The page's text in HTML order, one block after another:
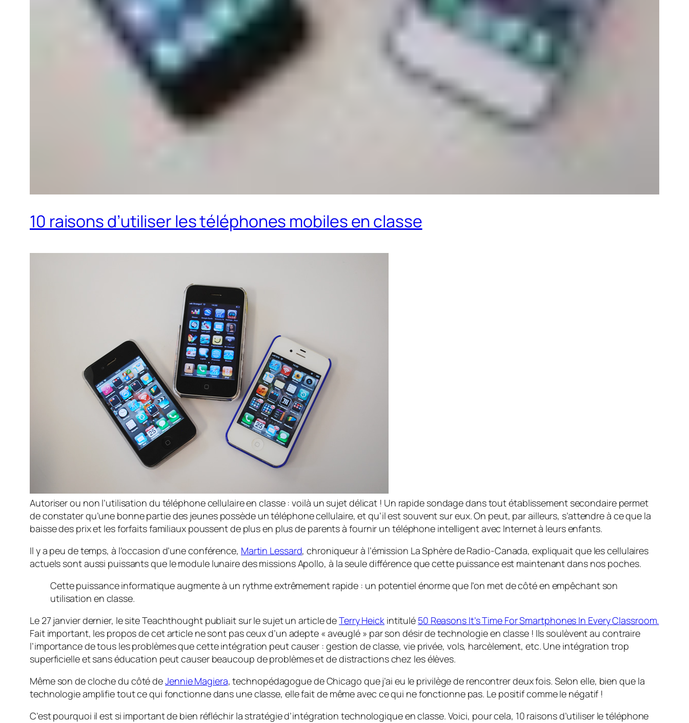
10 raisons d’utiliser les téléphones mobiles en classe
Autoriser ou non l’utilisation du téléphone cellulaire en classe : voilà un sujet délicat ! Un rapide sondage dans tout établissement secondaire permet
de constater qu’une bonne partie des jeunes possède un téléphone cellulaire, et qu’il est souvent sur eux. On peut, par ailleurs, s’attendre à ce que la
baisse des prix et les forfaits familiaux poussent de plus en plus de parents à fournir un téléphone intelligent avec Internet à leurs enfants.
Il y a peu de temps, à l’occasion d’une conférence, Martin Lessard, chroniqueur à l’émission La Sphère de Radio-Canada, expliquait que les cellulaires
actuels sont aussi puissants que le module lunaire des missions Apollo, à la seule différence que cette puissance est maintenant dans nos poches.
Cette puissance informatique augmente à un rythme extrêmement rapide : un potentiel énorme que l’on met de côté en empêchant son
utilisation en classe.
Le 27 janvier dernier, le siteTeachthoughtpubliait sur le sujet un article deTerry Heickintitulé 50 Reasons It’s Time For Smartphones In Every Classroom.
Fait important, les propos de cet article ne sont pas ceux d’un adepte « aveuglé » par son désir de technologie en classe ! Ils soulèvent au contraire
l’importance de tous les problèmes que cette intégration peut causer : gestion de classe, vie privée, vols, harcèlement, etc. Une intégration trop
superficielle et sans éducation peut causer beaucoup de problèmes et de distractions chez les élèves.
Même son de cloche du côté deJennie Magiera, technopédagogue de Chicago que j’ai eu le privilège de rencontrer deux fois. Selon elle, bien que la
technologie amplifie tout ce qui fonctionne dans une classe, elle fait de même avec ce qui ne fonctionne pas. Le positif comme le négatif !
C’est pourquoi il est si important de bien réfléchir la stratégie d’intégration technologique en classe. Voici, pour cela, 10 raisons d’utiliser le téléphone